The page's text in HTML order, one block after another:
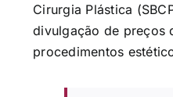
Cirurgia Plástica
divulgação de preços
procedimentos